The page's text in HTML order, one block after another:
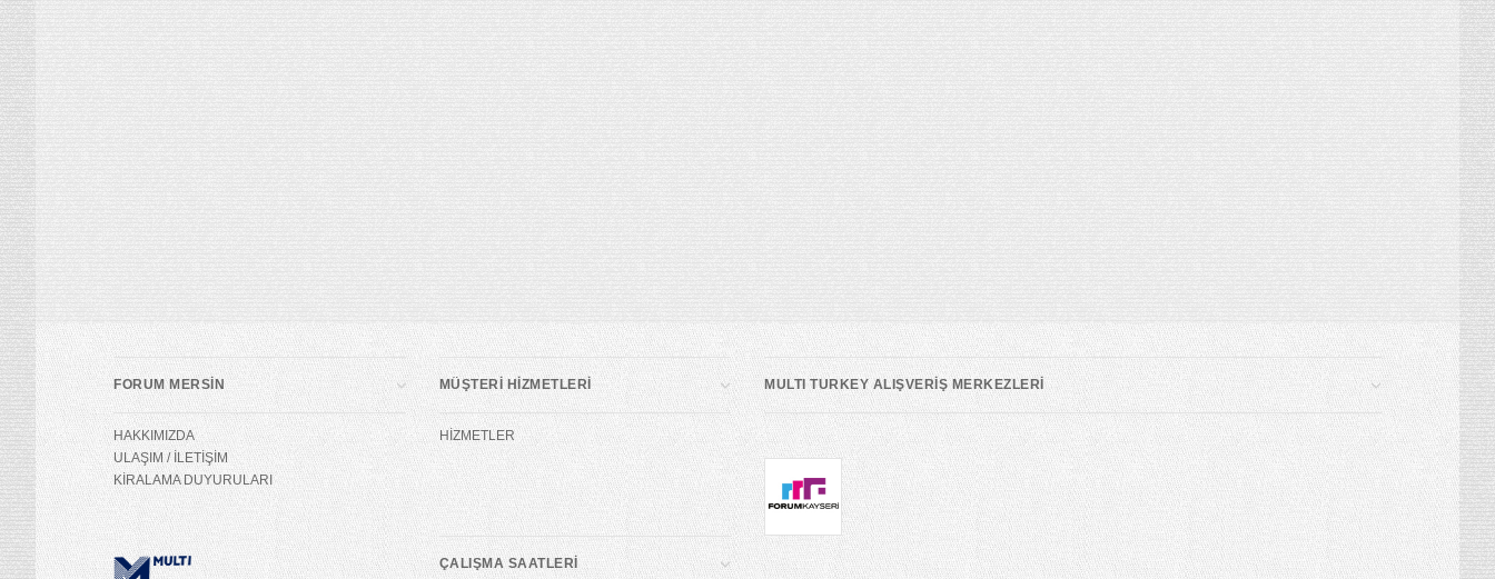
FORUM MERSİN
HAKKIMIZDA
ULAŞIM / İLETİŞİM
KİRALAMA DUYURULARI
MÜŞTERİ HİZMETLERİ
HİZMETLER
ÇALIŞMA SAATLERİ
MULTI TURKEY ALIŞVERİŞ MERKEZLERİ